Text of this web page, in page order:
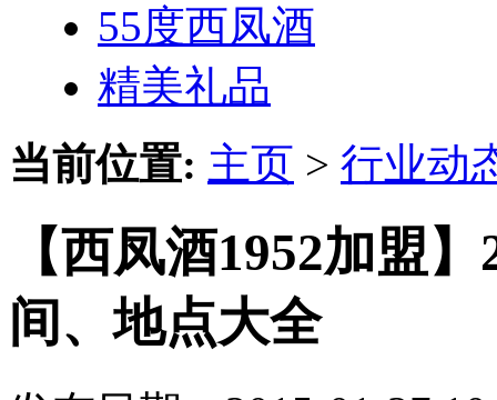
55度西凤酒
精美礼品
当前位置: 主页 > 行业动
【西凤酒1952加盟
间、地点大全